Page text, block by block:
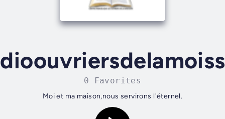
0 Favorites
Moi et ma maison,nous servirons l'éternel.